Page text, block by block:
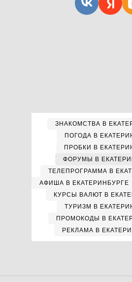
ЗНАКОМСТВА В
ПОГОДА В
ПРОБКИ В
ФОРУМЫ В
ТЕЛЕПРОГРАММА В
АФИША В ЕКАТЕРИНБУРГЕ
КУРСЫ ВАЛЮТ В
ТУРИЗМ В
ПРОМОКОДЫ В
РЕКЛАМА В